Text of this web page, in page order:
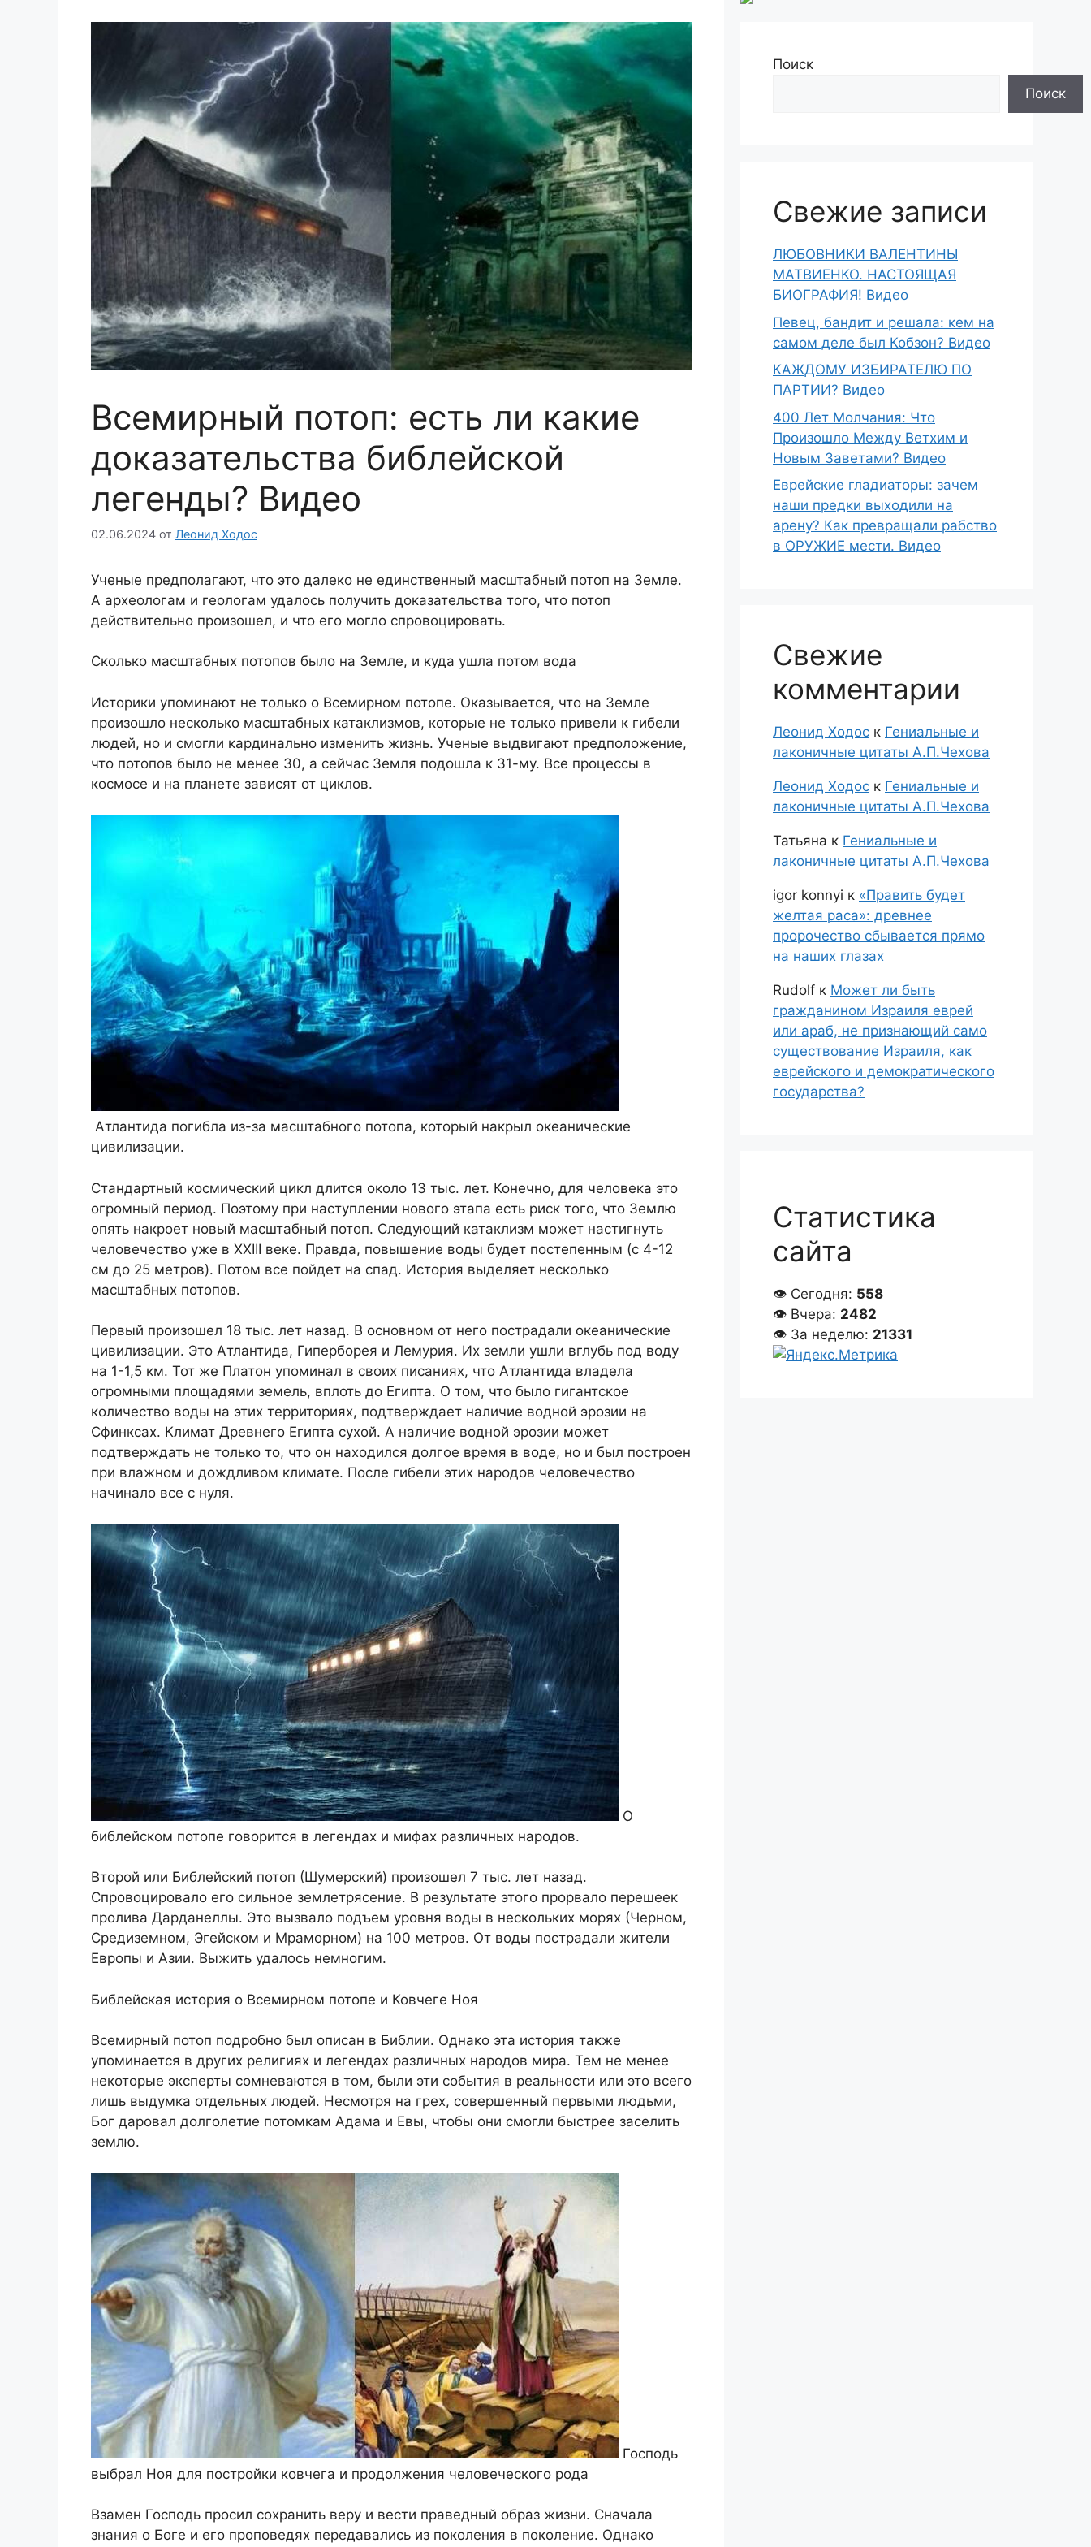
Всемирный потоп: есть ли какие
доказательства библейской
легенды? Видео
02.06.2024 от Леонид Ходос
Ученые предполагают, что это далеко не единственный масштабный потоп на Земле.
А археологам и геологам удалось получить доказательства того, что потоп
действительно произошел, и что его могло спровоцировать.
Сколько масштабных потопов было на Земле, и куда ушла потом вода
Историки упоминают не только о Всемирном потопе. Оказывается, что на Земле
произошло несколько масштабных катаклизмов, которые не только привели к гибели
людей, но и смогли кардинально изменить жизнь. Ученые выдвигают предположение,
что потопов было не менее 30, а сейчас Земля подошла к 31-му. Все процессы в
космосе и на планете зависят от циклов.
Атлантида погибла из-за масштабного потопа, который накрыл океанические
цивилизации.
Стандартный космический цикл длится около 13 тыс. лет. Конечно, для человека это
огромный период. Поэтому при наступлении нового этапа есть риск того, что Землю
опять накроет новый масштабный потоп. Следующий катаклизм может настигнуть
человечество уже в XXIII веке. Правда, повышение воды будет постепенным (с 4-12
см до 25 метров). Потом все пойдет на спад. История выделяет несколько
масштабных потопов.
Первый произошел 18 тыс. лет назад. В основном от него пострадали океанические
цивилизации. Это Атлантида, Гиперборея и Лемурия. Их земли ушли вглубь под воду
на 1-1,5 км. Тот же Платон упоминал в своих писаниях, что Атлантида владела
огромными площадями земель, вплоть до Египта. О том, что было гигантское
количество воды на этих территориях, подтверждает наличие водной эрозии на
Сфинксах. Климат Древнего Египта сухой. А наличие водной эрозии может
подтверждать не только то, что он находился долгое время в воде, но и был построен
при влажном и дождливом климате. После гибели этих народов человечество
начинало все с нуля.
О
библейском потопе говорится в легендах и мифах различных народов.
Второй или Библейский потоп (Шумерский) произошел 7 тыс. лет назад.
Спровоцировало его сильное землетрясение. В результате этого прорвало перешеек
пролива Дарданеллы. Это вызвало подъем уровня воды в нескольких морях (Черном,
Средиземном, Эгейском и Мраморном) на 100 метров. От воды пострадали жители
Европы и Азии. Выжить удалось немногим.
Библейская история о Всемирном потопе и Ковчеге Ноя
Всемирный потоп подробно был описан в Библии. Однако эта история также
упоминается в других религиях и легендах различных народов мира. Тем не менее
некоторые эксперты сомневаются в том, были эти события в реальности или это всего
лишь выдумка отдельных людей. Несмотря на грех, совершенный первыми людьми,
Бог даровал долголетие потомкам Адама и Евы, чтобы они смогли быстрее заселить
землю.
Господь
выбрал Ноя для постройки ковчега и продолжения человеческого рода
Взамен Господь просил сохранить веру и вести праведный образ жизни. Сначала
знания о Боге и его проповедях передавались из поколения в поколение. Однако
Поиск
Поиск
Свежие записи
ЛЮБОВНИКИ ВАЛЕНТИНЫ
МАТВИЕНКО. НАСТОЯЩАЯ
БИОГРАФИЯ! Видео
Певец, бандит и решала: кем на
самом деле был Кобзон? Видео
КАЖДОМУ ИЗБИРАТЕЛЮ ПО
ПАРТИИ? Видео
400 Лет Молчания: Что
Произошло Между Ветхим и
Новым Заветами? Видео
Еврейские гладиаторы: зачем
наши предки выходили на
арену? Как превращали рабство
в ОРУЖИЕ мести. Видео
Свежие
комментарии
Леонид Ходос к Гениальные и
лаконичные цитаты А.П.Чехова
Леонид Ходос к Гениальные и
лаконичные цитаты А.П.Чехова
Татьяна к Гениальные и
лаконичные цитаты А.П.Чехова
igor konnyi к «Править будет
желтая раса»: древнее
пророчество сбывается прямо
на наших глазах
Rudolf к Может ли быть
гражданином Израиля еврей
или араб, не признающий само
существование Израиля, как
еврейского и демократического
государства?
Статистика
сайта
👁 Сегодня: 558
👁 Вчера: 2482
👁 За неделю: 21331